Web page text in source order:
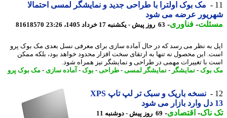
مک بوک اولترا با طراحی جدید و نمایشگر لمسی احتمالا
عرضه می شود
-فناوری- 63 روز پیش - یکشنبه 17 خرداد 1405، 23:26 81618570
به نظر می رسد که در حال آماده سازی برای معرفی نسل بعدی مک بوک پرو
این محصول نه تنها به ارتقای سخت افزار محدود خواهد بود، بلکه ممکن
با تغییرات مهمی در طراحی و نمایشگر نیز همراه شود.
بوک -نمایشگر-نمایشگر لمسی-طراحی -بوک -آماده سازی- مک بوک پرو
نسخه باریک و سبک تر لپ تاپ XPS
-اقتصادی-
69 روز پیش - دوشنبه 11